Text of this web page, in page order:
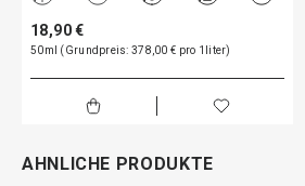
18,90 €
50ml (Grundpreis: 378,00 € pro 1liter)
AHNLICHE PRODUKTE